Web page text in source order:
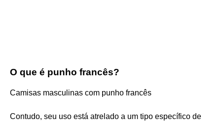
O que é punho francês?
Camisas masculinas com punho francês
Contudo, seu uso está atrelado a um tipo específico de